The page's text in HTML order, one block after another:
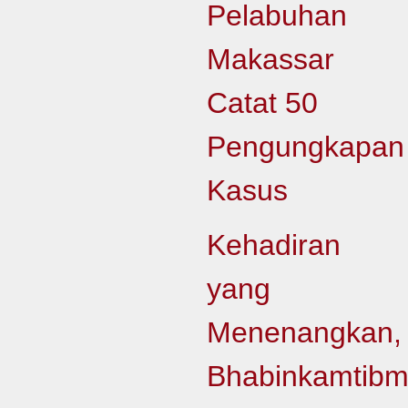
Pelabuhan
Makassar
Catat 50
Pengungkapan
Kasus
Kehadiran
yang
Menenangkan,